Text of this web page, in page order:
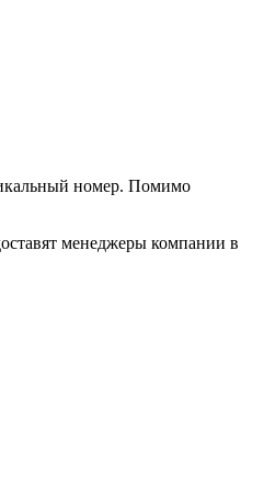
номер. Помимо
менеджеры компании в